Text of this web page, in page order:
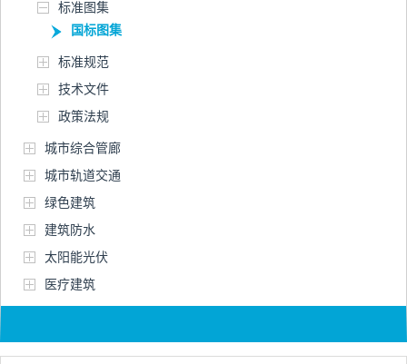
标准图集
国标图集
标准规范
技术文件
政策法规
城市综合管廊
城市轨道交通
绿色建筑
建筑防水
太阳能光伏
医疗建筑